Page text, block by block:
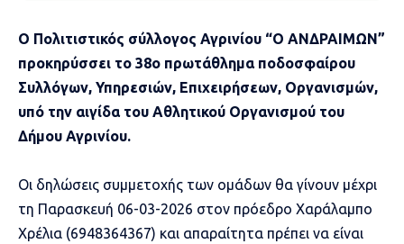
Ο Πολιτιστικός σύλλογος Αγρινίου “Ο ΑΝΔΡΑΙΜΩΝ”
προκηρύσσει το 38ο πρωτάθλημα ποδοσφαίρου
Συλλόγων, Υπηρεσιών, Επιχειρήσεων, Οργανισμών,
υπό την αιγίδα του Αθλητικού Οργανισμού του
Δήμου Αγρινίου.
Οι δηλώσεις συμμετοχής των ομάδων θα γίνουν μέχρι
τη Παρασκευή 06-03-2026 στον πρόεδρο Χαράλαμπο
Χρέλια (6948364367) και απαραίτητα πρέπει να είναι